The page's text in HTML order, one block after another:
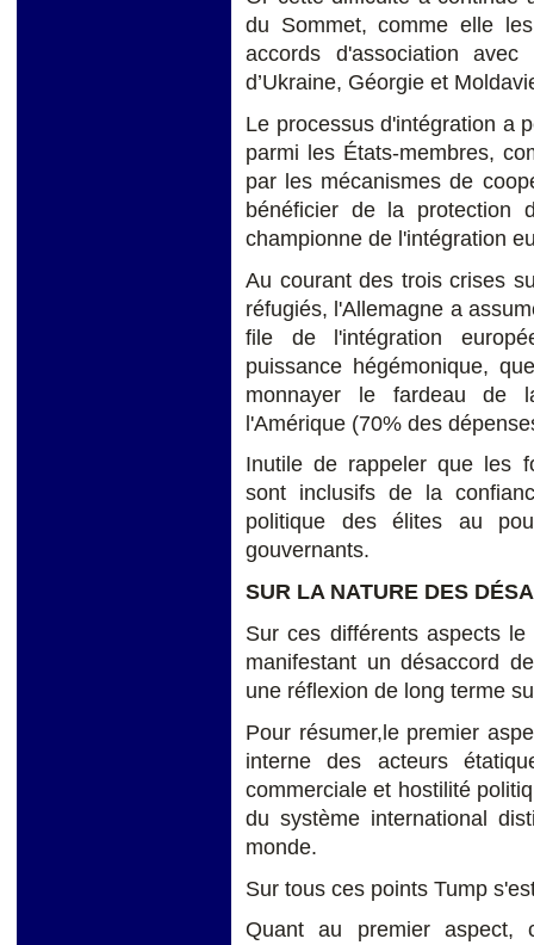
du Sommet, comme elle
accords d'association avec
d’Ukraine, Géorgie et
Le processus d'intégration a
parmi les États-membres,
par les mécanismes de
bénéficier de la protection
championne de l'intégration
Au courant des trois crises
réfugiés, l'Allemagne a
file de l'intégration
puissance hégémonique,
monnayer le fardeau de
l'Amérique (70% des
Inutile de rappeler que les
sont inclusifs de la
politique des élites au
gouvernants.
SUR LA NATURE DES
Sur ces différents aspects
manifestant un désaccord
une réflexion de long terme
Pour résumer,le premier
interne des acteurs
commerciale et hostilité
du système international
monde.
Sur tous ces points Tump
Quant au premier aspect,